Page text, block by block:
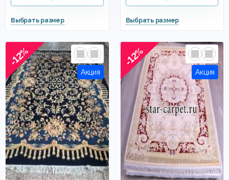
-12% -12%